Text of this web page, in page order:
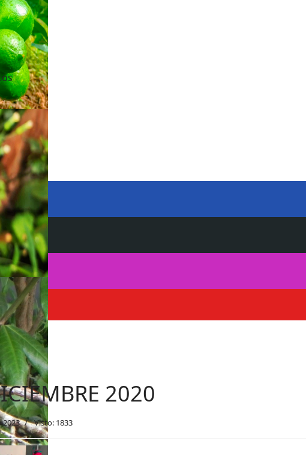
2020
2023 Visto: 1833